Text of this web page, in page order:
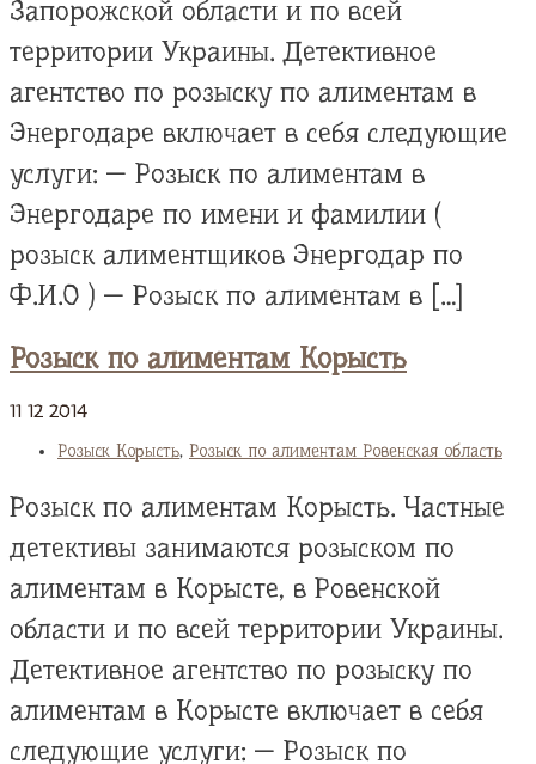
Запорожской области и по всей
территории Украины. Детективное
агентство по розыску по алиментам в
Энергодаре включает в себя следующие
услуги: — Розыск по алиментам в
Энергодаре по имени и фамилии (
розыск алиментщиков Энергодар по
Ф.И.О ) — Розыск по алиментам в […]
Розыск по алиментам Корысть
11 12 2014
Розыск Корысть, Розыск по алиментам Ровенская область
Розыск по алиментам Корысть. Частные
детективы занимаются розыском по
алиментам в Корысте, в Ровенской
области и по всей территории Украины.
Детективное агентство по розыску по
алиментам в Корысте включает в себя
следующие услуги: — Розыск по